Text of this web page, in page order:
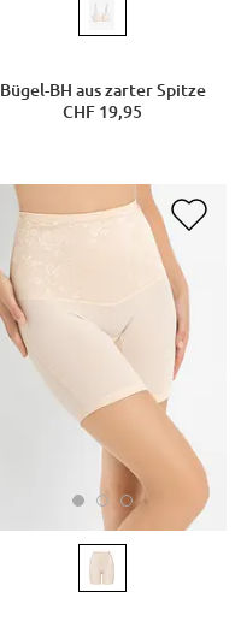
Bügel-BH aus zarter Spitze
CHF 19,95